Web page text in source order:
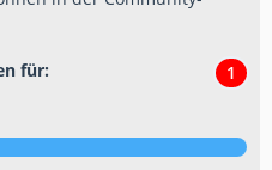
für: 1